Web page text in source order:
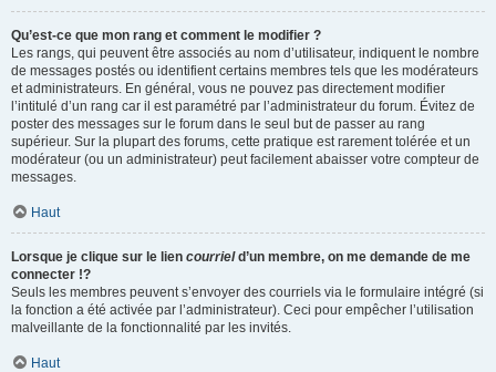
Qu’est-ce que mon rang et comment le modifier ?
Les rangs, qui peuvent être associés au nom d’utilisateur, indiquent le nombre
de messages postés ou identifient certains membres tels que les modérateurs
et administrateurs. En général, vous ne pouvez pas directement modifier
l’intitulé d’un rang car il est paramétré par l’administrateur du forum. Évitez de
poster des messages sur le forum dans le seul but de passer au rang
supérieur. Sur la plupart des forums, cette pratique est rarement tolérée et un
modérateur (ou un administrateur) peut facilement abaisser votre compteur de
messages.
Haut
Lorsque je clique sur le lien courrield’un membre, on me demande de me
connecter !?
Seuls les membres peuvent s’envoyer des courriels via le formulaire intégré (si
la fonction a été activée par l’administrateur). Ceci pour empêcher l’utilisation
malveillante de la fonctionnalité par les invités.
Haut